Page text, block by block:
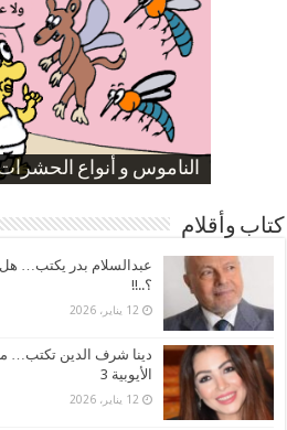
الناموس و أنواع الحشرات
الموظفين بعد ارتفاع
ارتفاع نسبة الطلاق في
صورة كاركاتيرية
صورة كاركاتيرية
كتاب وأقلام
عبدالسلام بدر يكتب…
؟..!!
12 يناير، 2026
دينا شرف الدين تكتب…
الأيوبية 3
12 يناير، 2026